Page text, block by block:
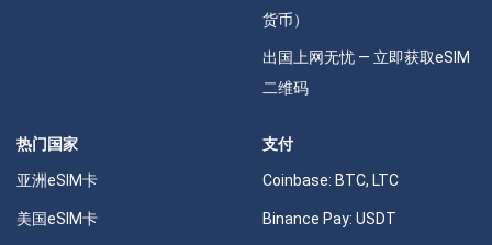
货币）
出国上网无忧 — 立即获取eSIM
二维码
热门国家
亚洲eSIM卡
美国eSIM卡
支付
Coinbase: BTC, LTC
Binance Pay: USDT